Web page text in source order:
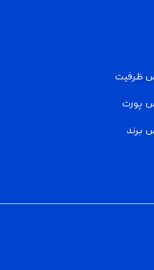
ظرفیت
پورت
برند